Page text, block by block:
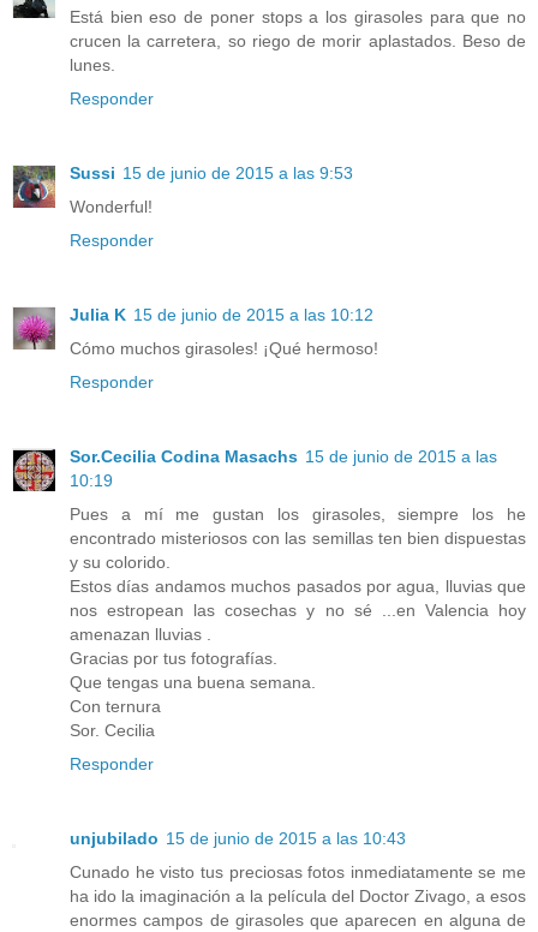
Está bien eso de poner stops a los girasoles para que no
crucen la carretera, so riego de morir aplastados. Beso de
lunes.
Responder
Sussi 15 de junio de 2015 a las 9:53
Wonderful!
Responder
Julia K 15 de junio de 2015 a las 10:12
Cómo muchos girasoles! ¡Qué hermoso!
Responder
Sor.Cecilia Codina Masachs 15 de junio de 2015 a las
10:19
Pues a mí me gustan los girasoles, siempre los he
encontrado misteriosos con las semillas ten bien dispuestas
y su colorido.
Estos días andamos muchos pasados por agua, lluvias que
nos estropean las cosechas y no sé ...en Valencia hoy
amenazan lluvias .
Gracias por tus fotografías.
Que tengas una buena semana.
Con ternura
Sor. Cecilia
Responder
unjubilado 15 de junio de 2015 a las 10:43
Cunado he visto tus preciosas fotos inmediatamente se me
ha ido la imaginación a la película del Doctor Zivago, a esos
enormes campos de girasoles que aparecen en alguna de